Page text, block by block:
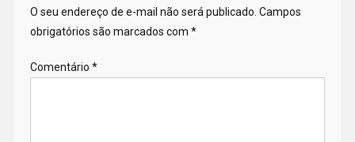
O seu endereço de e-mail não será publicado. Campos
obrigatórios são marcados com *
Comentário *